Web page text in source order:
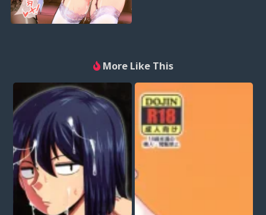
More Like This